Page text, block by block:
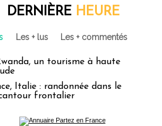
DERNIÈRE HEURE
Les + lus Les + commentés
un tourisme à haute
Italie : randonnée dans le
frontalier